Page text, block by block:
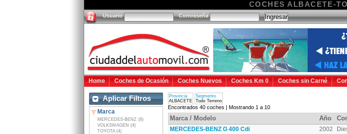
COCHES ALBACETE-
Usuario Contraseña
Home Coches de Ocasión Coches Nuevos Coches Km 0 Coches sin Carné
Aplicar Filtros
Marca
MERCEDES-BENZ (8)
VOLKSWAGEN (4)
TOYOTA (4)
Provincia
ALBACETE
Segmento
Todo Terreno
Encontrados 40 coches | Mostrando 1 a 10
Marca / Modelo Año
MERCEDES-BENZ G 400 Cdi 2002